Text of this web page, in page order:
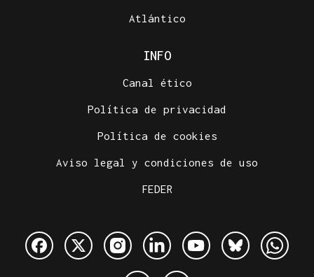
Atlántico
INFO
Canal ético
Política de privacidad
Política de cookies
Aviso legal y condiciones de uso
FEDER